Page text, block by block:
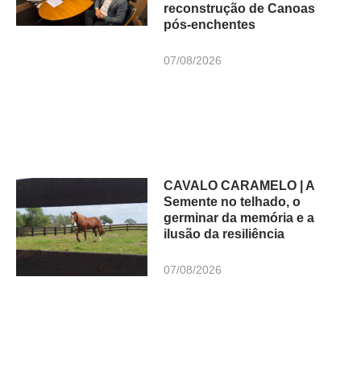
reconstrução de Canoas
pós-enchentes
07/08/2026
CAVALO CARAMELO | A
Semente no telhado, o
germinar da memória e a
ilusão da resiliência
07/08/2026